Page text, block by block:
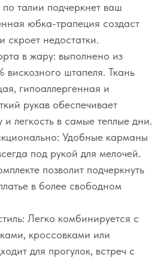
талии подчеркнет ваш
юбка-трапеция создаст
скроет недостатки.
в жару: выполнено из
вискозного штапеля. Ткань
гипоаллергенная и
рукав обеспечивает
легкость в самые теплые дни.
Удобные карманы
под рукой для мелочей.
позволит подчеркнуть
в более свободном
Легко комбинируется с
кроссовками или
для прогулок, встреч с